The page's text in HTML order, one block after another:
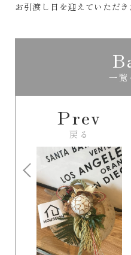
お引渡し日を迎えていただき
Prev
戻る
一覧